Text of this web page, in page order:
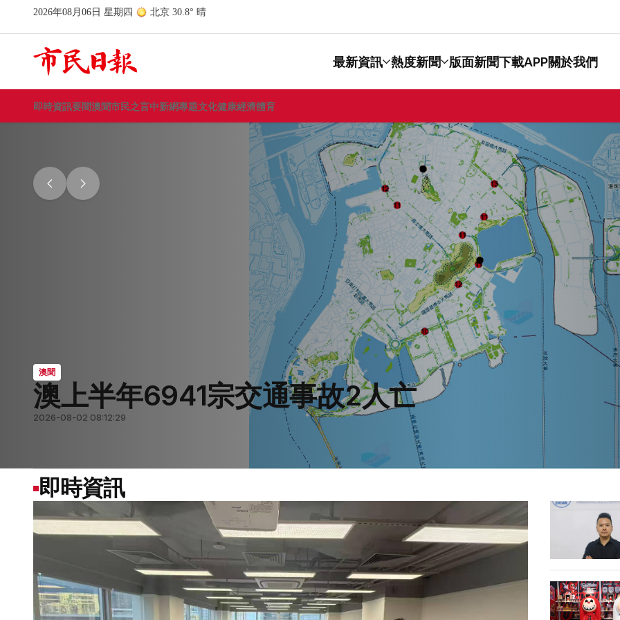
最新資訊 熱度新聞 版面新聞下載APP關於我們
即時資訊要聞澳聞市民之言中新網專題文化健康經濟體育
要聞
要聞
要聞
澳聞
澳上半年6941宗交通事故2人亡
2026-08-02 08:12:29
澳聞
即時資訊